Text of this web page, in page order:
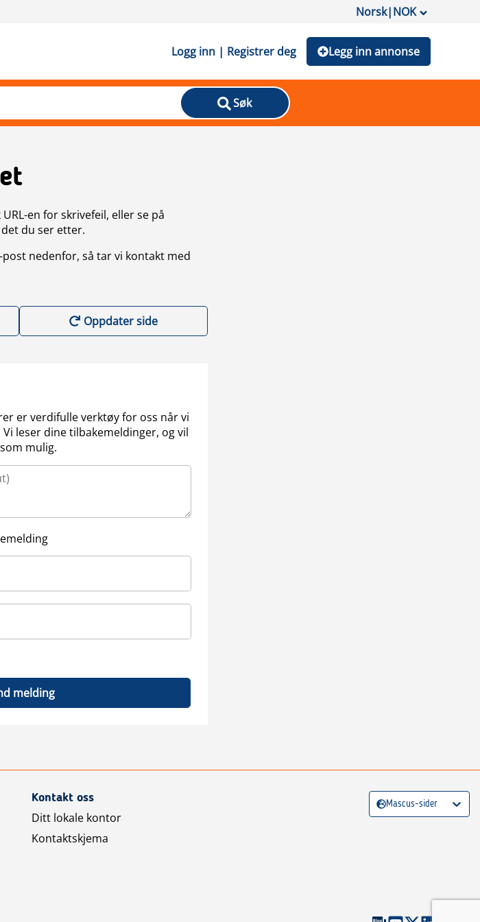
Norsk|NOK
Logg inn | Registrer deg Legg inn annonse
Søk
en for skrivefeil, eller se på
du ser etter.
nedenfor, så tar vi kontakt med
Oppdater side
er verdifulle verktøy for oss når vi
leser dine tilbakemeldinger, og vil
mulig.
melding
Kontakt oss
Ditt lokale kontor
Kontaktskjema
Mascus-sider